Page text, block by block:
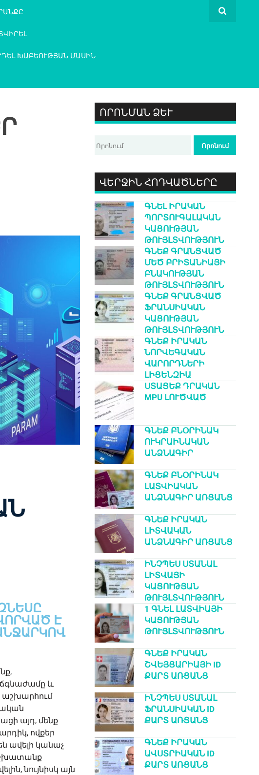
ԽԱԲԵՈՒԹՅԱՆ ՄԱՍԻՆ
Է
և
աշխարհում
այդ, մենք
ովքեր
ավելի կանաչ
նույնիսկ այն
ՈՐՈՆՄԱՆ ՁԵՒ
ՎԵՐՋԻՆ ՀՈԴՎԱԾՆԵՐԸ
ԳՆԵԼ ԻՐԱԿԱՆ
ՊՈՐՏՈՒԳԱԼԱԿԱՆ
ԿԱՑՈՒԹՅԱՆ
ԹՈՒՅԼՏՎՈՒԹՅՈՒՆ
ԳՆԵՔ ԳՐԱՆՑՎԱԾ
ՄԵԾ ԲՐԻՏԱՆԻԱՅԻ
ԲՆԱԿՈՒԹՅԱՆ
ԹՈՒՅԼՏՎՈՒԹՅՈՒՆ
ԳՆԵՔ ԳՐԱՆՑՎԱԾ
ՖՐԱՆՍԻԱԿԱՆ
ԿԱՑՈՒԹՅԱՆ
ԹՈՒՅԼՏՎՈՒԹՅՈՒՆ
ԳՆԵՔ ԻՐԱԿԱՆ
ՆՈՐՎԵԳԱԿԱՆ
ՎԱՐՈՐԴՆԵՐԻ
ԼԻՑԵՆԶԻԱ
ՍՏԱՑԵՔ ԴՐԱԿԱՆ
MPU ԼՈՒԾՎԱԾ
ԳՆԵՔ ԲՆՕՐԻՆԱԿ
ՈՒԿՐԱԻՆԱԿԱՆ
ԱՆՁՆԱԳԻՐ
ԳՆԵՔ ԲՆՕՐԻՆԱԿ
ԼԱՏՎԻԱԿԱՆ
ԱՆՁՆԱԳԻՐ ԱՌՑԱՆՑ
ԳՆԵՔ ԻՐԱԿԱՆ
ԼԻՏՎԱԿԱՆ
ԱՆՁՆԱԳԻՐ ԱՌՑԱՆՑ
ԻՆՉՊԵՍ ՍՏԱՆԱԼ
ԼԻՏՎԱՅԻ
ԿԱՑՈՒԹՅԱՆ
ԹՈՒՅԼՏՎՈՒԹՅՈՒՆ
1 ԳՆԵԼ ԼԱՏՎԻԱՅԻ
ԿԱՑՈՒԹՅԱՆ
ԹՈՒՅԼՏՎՈՒԹՅՈՒՆ
ԳՆԵՔ ԻՐԱԿԱՆ
ՇՎԵՅՑԱՐԻԱՅԻ ID
ՔԱՐՏ ԱՌՑԱՆՑ
ԻՆՉՊԵՍ ՍՏԱՆԱԼ
ՖՐԱՆՍԻԱԿԱՆ ID
ՔԱՐՏ ԱՌՑԱՆՑ
ԳՆԵՔ ԻՐԱԿԱՆ
ԱՎՍՏՐԻԱԿԱՆ ID
ՔԱՐՏ ԱՌՑԱՆՑ